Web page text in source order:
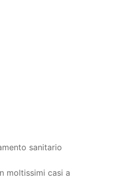
sanitario
moltissimi casi a